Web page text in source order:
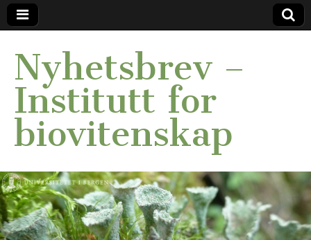
Nyhetsbrev –
Institutt for
biovitenskap